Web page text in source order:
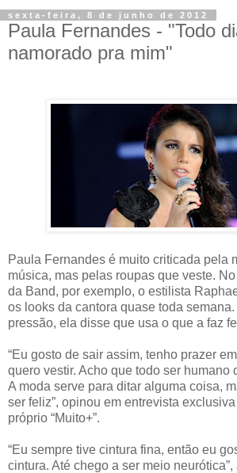
sexta-feira, 8 de junho de 2012
Paula Fernandes - "Todo
namorado pra mim"
Paula Fernandes é muito criticada pela
música, mas pelas roupas que veste. No
da Band, por exemplo, o estilista
os looks da cantora quase toda
pressão, ela disse que usa o que a faz
“Eu gosto de sair assim, tenho prazer
quero vestir. Acho que todo ser humano
A moda serve para ditar alguma coisa,
ser feliz”, opinou em entrevista
próprio “Muito+”.
“Eu sempre tive cintura fina, então eu
cintura. Até chego a ser meio